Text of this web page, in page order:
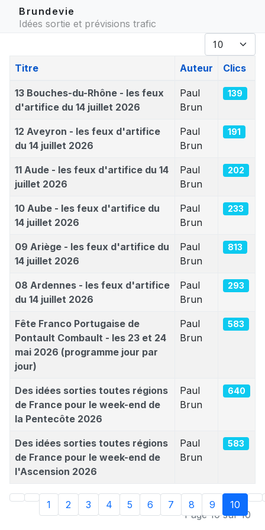
Brundevie
Idées sortie et prévisions trafic
Afficher #
Articles
Titre Auteur Clics
13 Bouches-du-Rhône - les feux
d'artifice du 14 juillet 2026
Paul
Brun
139
12 Aveyron - les feux d'artifice
du 14 juillet 2026
Paul
Brun
191
11 Aude - les feux d'artifice du 14
juillet 2026
Paul
Brun
202
10 Aube - les feux d'artifice du
14 juillet 2026
Paul
Brun
233
09 Ariège - les feux d'artifice du
14 juillet 2026
Paul
Brun
813
08 Ardennes - les feux d'artifice
du 14 juillet 2026
Paul
Brun
293
Fête Franco Portugaise de
Pontault Combault - les 23 et 24
mai 2026 (programme jour par
jour)
Paul
Brun
583
Des idées sorties toutes régions
de France pour le week-end de
la Pentecôte 2026
Paul
Brun
640
Des idées sorties toutes régions
de France pour le week-end de
l'Ascension 2026
Paul
Brun
583
Page 10 sur 10
1 2 3 4 5 6 7 8 9 10